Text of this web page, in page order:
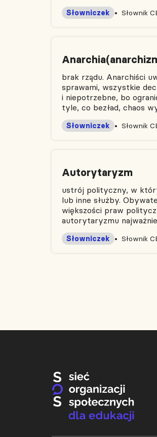
Słownik
Słowniczek
brak rządu. Anarchiści
sprawami, wszystkie
i niepotrzebne, bo
tyle, co bezład, chaos
Słownik
Słowniczek
Autorytaryzm
ustrój polityczny, w
lub inne służby.
większości praw
autorytaryzmu
Słownik
Słowniczek